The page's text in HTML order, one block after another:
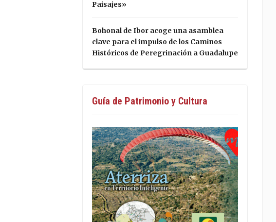
Paisajes»
Bohonal de Ibor acoge una asamblea
clave para el impulso de los Caminos
Históricos de Peregrinación a Guadalupe
Guía de Patrimonio y Cultura